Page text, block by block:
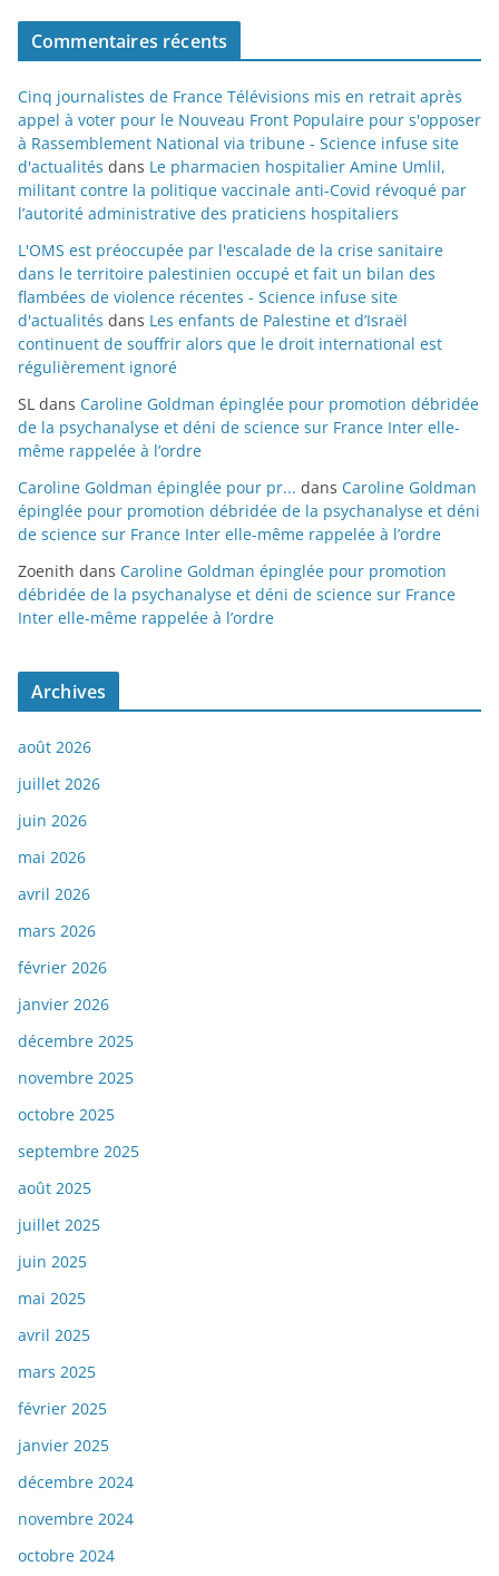
Commentaires récents
Cinq journalistes de France Télévisions mis en retrait après
appel à voter pour le Nouveau Front Populaire pour s'opposer
à Rassemblement National via tribune - Science infuse site
d'actualités dans Le pharmacien hospitalier Amine Umlil,
militant contre la politique vaccinale anti-Covid révoqué par
l’autorité administrative des praticiens hospitaliers
L'OMS est préoccupée par l'escalade de la crise sanitaire
dans le territoire palestinien occupé et fait un bilan des
flambées de violence récentes - Science infuse site
d'actualités dans Les enfants de Palestine et d’Israël
continuent de souffrir alors que le droit international est
régulièrement ignoré
SL dans Caroline Goldman épinglée pour promotion débridée
de la psychanalyse et déni de science sur France Inter elle-
même rappelée à l’ordre
Caroline Goldman épinglée pour pr... dans Caroline Goldman
épinglée pour promotion débridée de la psychanalyse et déni
de science sur France Inter elle-même rappelée à l’ordre
Zoenith dans Caroline Goldman épinglée pour promotion
débridée de la psychanalyse et déni de science sur France
Inter elle-même rappelée à l’ordre
Archives
août 2026
juillet 2026
juin 2026
mai 2026
avril 2026
mars 2026
février 2026
janvier 2026
décembre 2025
novembre 2025
octobre 2025
septembre 2025
août 2025
juillet 2025
juin 2025
mai 2025
avril 2025
mars 2025
février 2025
janvier 2025
décembre 2024
novembre 2024
octobre 2024